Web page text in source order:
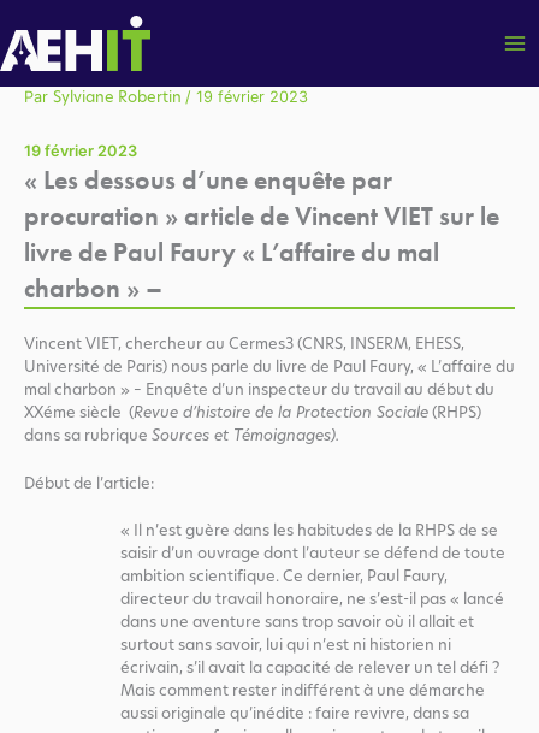
au
contenu
Par Sylviane Robertin / 19 février 2023
19 février 2023
« Les dessous d’une enquête par
procuration » article de Vincent VIET sur le
livre de Paul Faury « L’affaire du mal
charbon » –
Vincent VIET, chercheur au Cermes3 (CNRS, INSERM, EHESS,
Université de Paris) nous parle du livre de Paul Faury, « L’affaire du
mal charbon » – Enquête d’un inspecteur du travail au début du
XXéme siècle (Revue d’histoire de la Protection Sociale (RHPS)
dans sa rubrique Sources et Témoignages).
Début de l’article:
« Il n’est guère dans les habitudes de la RHPS de se
saisir d’un ouvrage dont l’auteur se défend de toute
ambition scientifique. Ce dernier, Paul Faury,
directeur du travail honoraire, ne s’est-il pas « lancé
dans une aventure sans trop savoir où il allait et
surtout sans savoir, lui qui n’est ni historien ni
écrivain, s’il avait la capacité de relever un tel défi ?
Mais comment rester indifférent à une démarche
aussi originale qu’inédite : faire revivre, dans sa